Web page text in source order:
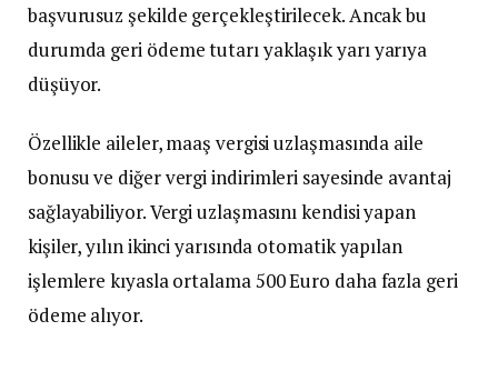
başvurusuz şekilde gerçekleştirilecek. Ancak bu
durumda geri ödeme tutarı yaklaşık yarı yarıya
düşüyor.
Özellikle aileler, maaş vergisi uzlaşmasında aile
bonusu ve diğer vergi indirimleri sayesinde avantaj
sağlayabiliyor. Vergi uzlaşmasını kendisi yapan
kişiler, yılın ikinci yarısında otomatik yapılan
işlemlere kıyasla ortalama 500 Euro daha fazla geri
ödeme alıyor.